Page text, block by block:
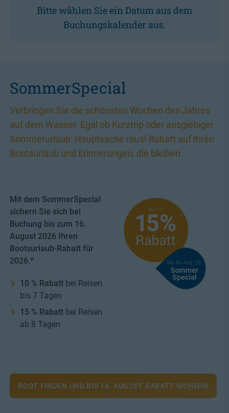
Bitte wählen Sie ein Datum aus dem
Buchungskalender aus.
SommerSpecial
Verbringen Sie die schönsten Wochen des Jahres
auf dem Wasser. Egal ob Kurztrip oder ausgiebiger
Sommerurlaub: Hauptsache raus! Rabatt auf Ihren
Bootsurlaub und Erinnerungen, die bleiben.
Mit dem SommerSpecial
sichern Sie sich bei
Buchung bis zum 16.
August 2026 Ihren
Bootsurlaub-Rabatt für
2026.*
10 % Rabatt bei Reisen
bis 7 Tagen
15 % Rabatt bei Reisen
ab 8 Tagen
BOOT FINDEN UND BIS 16. AUGUST RABATT SICHERN